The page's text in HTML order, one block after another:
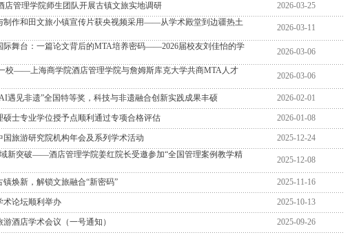
店管理学院师生团队开展古镇文旅实地调研
2026-03-25
制作和田文旅小镇宣传片获央视频采用——从学术殿堂到边疆热土
2026-03-11
际舞台：一篇论文背后的MTA培养密码——2026届校友刘佳怡的学
2026-03-06
校——上海商学院酒店管理学院与詹姆斯库克大学共商MTA人才
2026-03-06
遇见非遗”全国特等奖，科技与非遗融合创新实践成果丰硕 2026-02-01
士专业学位授予点顺利通过专项合格评估 2026-01-08
国旅游研究院机构年会及系列学术活动
2025-12-24
新突破——酒店管理学院姜红院长受邀参加“全国管理案例教学精
2025-12-08
焕新，解锁文旅融合“新密码” 2025-11-16
术论坛顺利举办 2025-10-13
酒店学术会议（一号通知） 2025-09-26